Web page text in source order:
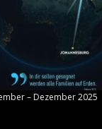
– Dezember 2025